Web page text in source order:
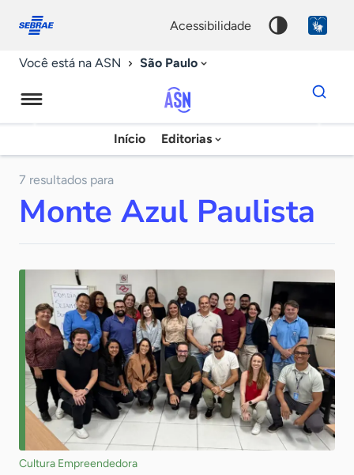
conosco
acessibilidade
Você está na ASN São Paulo
Agência
Sebrae
Notícias
Início Editorias
Dados
para
chave
7 resultados para
Monte Azul Paulista
Cultura Empreendedora